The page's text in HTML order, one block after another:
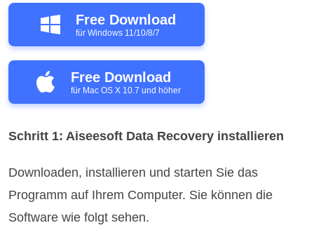
Free Download
für Windows 11/10/8/7
Free Download
für Mac OS X 10.7 und höher
Schritt 1: Aiseesoft Data Recovery installieren
Downloaden, installieren und starten Sie das
Programm auf Ihrem Computer. Sie können die
Software wie folgt sehen.